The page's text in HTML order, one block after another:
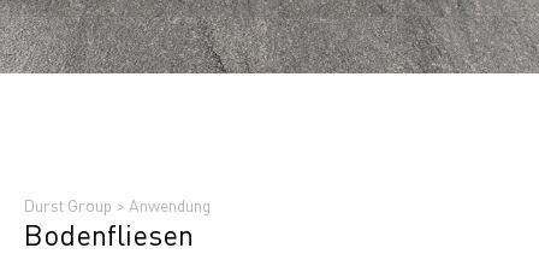
Durst Group > Anwendung
Bodenfliesen